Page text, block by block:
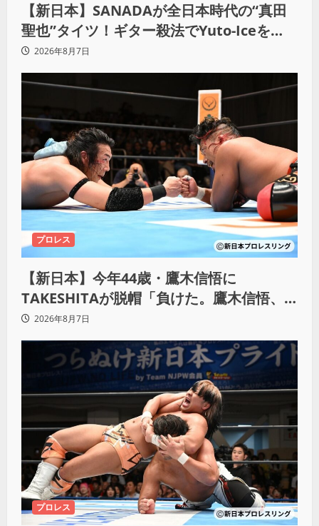
【新日本】SANADAが全日本時代の“真田
聖也”タイツ！ギター殺法でYuto-Iceを
KO「俺と闘う時は考えろ。感じるな」
2026年8月7日
プロレス
【新日本】今年44歳・鷹木信悟に
TAKESHITAが脱帽「負けた。鷹木信悟、
強いわ！」
2026年8月7日
プロレス